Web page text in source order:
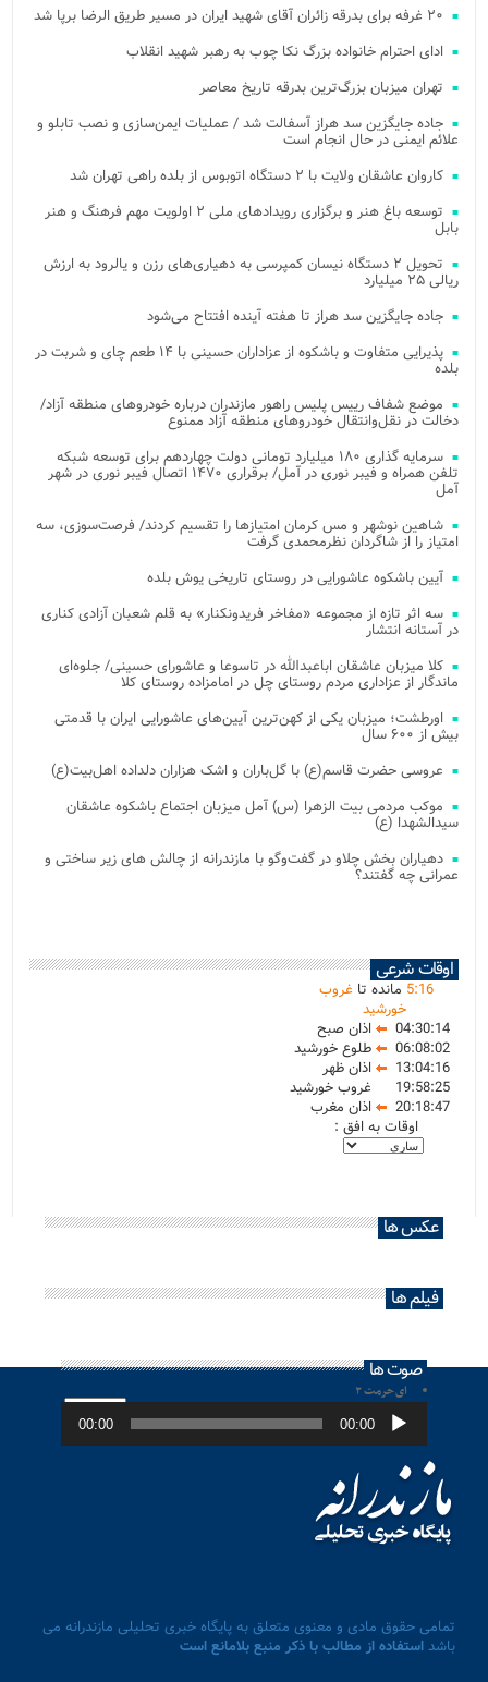
۲۰ غرفه برای بدرقه زائران آقای شهید ایران در مسیر طریق الرضا برپا شد
ادای احترام خانواده بزرگ نکا چوب به رهبر شهید انقلاب
تهران میزبان بزرگ‌ترین بدرقه تاریخ معاصر
جاده جایگزین سد هراز آسفالت شد / عملیات ایمن‌سازی و نصب تابلو و
علائم ایمنی در حال انجام است
کاروان عاشقان ولایت با ۲ دستگاه اتوبوس از بلده راهی تهران شد
توسعه باغ هنر و برگزاری رویدادهای ملی ۲ اولویت مهم فرهنگ و هنر
بابل
تحویل ۲ دستگاه نیسان کمپرسی به دهیاری‌های رزن و یالرود به ارزش
ریالی ۲۵ میلیارد
جاده جایگزین سد هراز تا هفته آینده افتتاح می‌شود
پذیرایی متفاوت و باشکوه از عزاداران حسینی با ۱۴ طعم چای و شربت در
بلده
موضع شفاف رییس پلیس راهور مازندران درباره خودروهای منطقه آزاد/
دخالت در نقل‌وانتقال خودروهای منطقه آزاد ممنوع
سرمایه گذاری ۱۸۰ میلیارد تومانی دولت چهاردهم برای توسعه شبکه
تلفن همراه و فیبر نوری در آمل/ برقراری ۱۴۷۰ اتصال فیبر نوری در شهر
آمل
شاهین نوشهر و مس کرمان امتیازها را تقسیم کردند/ فرصت‌سوزی، سه
امتیاز را از شاگردان نظرمحمدی گرفت
آیین باشکوه عاشورایی در روستای تاریخی یوش بلده
سه اثر تازه از مجموعه «مفاخر فریدونکنار» به قلم شعبان آزادی کناری
در آستانه انتشار
کلا میزبان عاشقان اباعبدالله در تاسوعا و عاشورای حسینی/ جلوه‌ای
ماندگار از عزاداری مردم روستای چل در امامزاده روستای کلا
اورطشت؛ میزبان یکی از کهن‌ترین آیین‌های عاشورایی ایران با قدمتی
بیش از ۶۰۰ سال
عروسی حضرت قاسم(ع) با گل‌باران و اشک هزاران دلداده اهل‌بیت(ع)
موکب مردمی بیت‌ الزهرا (س) آمل میزبان اجتماع باشکوه عاشقان
سیدالشهدا (ع)
دهیاران بخش چلاو در گفت‌وگو با مازندرانه از چالش های زیر ساختی و
عمرانی چه گفتند؟
اوقات شرعی
5:16 مانده تاغروب
خورشید
04:30:14
اذان صبح
06:08:02
طلوع خورشید
13:04:16
اذان ظهر
19:58:25
غروب خورشید
20:18:47
اذان مغرب
اوقات به افق :
عکس ها
فیلم ها
صوت ها
ای حرمت ۲
پخش‌کننده
صوت 00:00
00:00
تمامی حقوق مادی و معنوی متعلق به پایگاه خبری تحلیلی مازندرانه می
باشداستفاده از مطالب با ذکر منبع بلامانع است